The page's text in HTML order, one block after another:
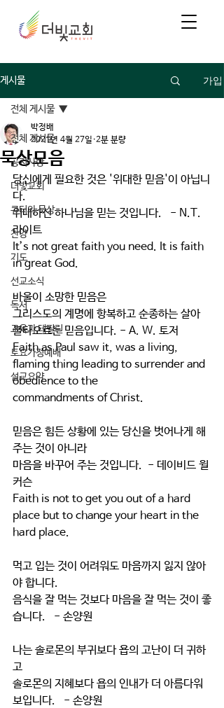
게시물 가입
전체 게시물
공지사항
더빛교회
큐티와 묵상
찬양
기도
선교소식
독서
교육과 테필린
토요가정예배
설교요약
전체 게시물
묵상모음
박정배
2021년 4월 27일 2분 분량
당신에게 필요한 것은 '위대한 믿음'이 아닙니
다.
위대하신 하나님을 믿는 것입니다.   - N.T.
라이트
It’s not great faith you need. It is faith
in great God.
바울이 소망한 믿음은
그리스도의 계명에 항복하고 순종하는 살아
불타오르는 믿음입니다. - A. W. 토저
Faith as Paul saw it, was a living,
flaming thing leading to surrender and
obedience to the
commandments of Christ.
믿음은 힘든 상황에 있는 당신을 벗어나게 해
주는 것이 아니라
마음을 바꾸어 주는 것입니다.  - 데이비드 윌
커슨
Faith is not to get you out of a hard
place but to change your heart in the
hard place.
먹고 입는 것이 어려워도 마음까지 잃지 않아
야 합니다.
음식을 잘 먹는 것보다 마음을 잘 먹는 것이 좋
습니다.   - 손양원
나는 솔로몬의 부귀보다 욥의 고난이 더 귀하
고
솔로몬의 지혜보다 욥의 인내가 더 아름다워
보입니다.   - 손양원